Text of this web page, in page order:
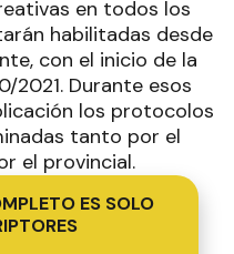
en todos los
habilitadas desde
con el inicio de la
2021. Durante esos
los protocolos
tanto por el
el provincial.
ES SOLO